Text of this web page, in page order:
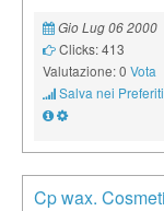
Gio Lug 06 2000
Clicks: 413
Valutazione: 0 Vota
Salva nei Preferiti
Cp wax.